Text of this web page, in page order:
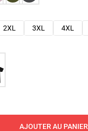
2XL 3XL 4XL
AJOUTER AU PANIER